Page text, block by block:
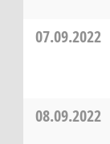
07.09.2022
08.09.2022